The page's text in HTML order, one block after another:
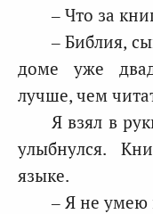
– Что за
– Библия,
доме уже
лучше, чем
Я взял в
улыбнулся.
языке.
– Я не умею